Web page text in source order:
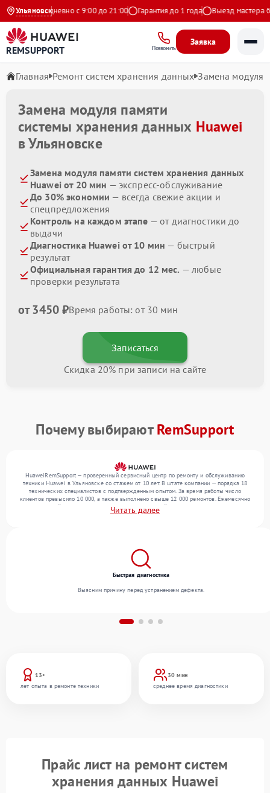
Ульяновск
Ежедневно с 9:00 до 21:00 Гарантия до 1 года Выезд мастера
REMSUPPORT Позвонить
Заявка
Главная Ремонт систем хранения данных Замена модуля
Замена модуля памяти
системы хранения данных Huawei
в Ульяновске
Замена модуля памяти систем хранения данных
Huawei от 20 мин — экспресс-обслуживание
До 30% экономии — всегда свежие акции и
спецпредложения
Контроль на каждом этапе — от диагностики до
выдачи
Диагностика Huawei от 10 мин — быстрый
результат
Официальная гарантия до 12 мес. — любые
проверки результата
от 3450 ₽Время работы: от 30 мин
Записаться
Скидка 20% при записи на сайте
Почему выбираютRemSupport
HuaweiRemSupport — проверенный сервисный центр по ремонту и обслуживанию
техники Huawei в Ульяновске со стажем от 10 лет. В штате компании — порядка 18
технических специалистов с подтвержденным опытом. За время работы число
клиентов превысило 10 000, а также выполнено свыше 12 000 ремонтов. Ежемесячно
в сервисный центр поступает более 300 обращений, включая , , . Мы выполняем
ремонт различного уровня сложности и предлагаем стабильный уровень сервиса
Читать далее
13+
лет опыта в ремонте техники
30 мин
среднее время диагностики
Быстрая диагностика
Выясним причину перед устранением дефекта.
Прайс лист на ремонт систем
хранения данных Huawei